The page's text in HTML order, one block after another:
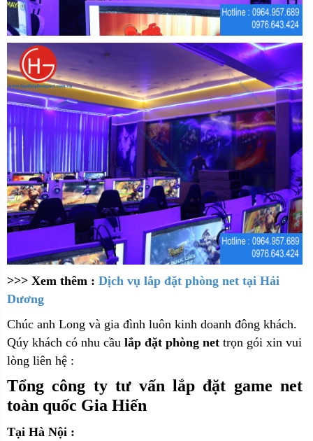
>>> Xem thêm : Dịch vụ lắp đặt phòng net tại Hải
Dương
Chúc anh Long và gia đình luôn kinh doanh đông khách.
Qúy khách có nhu cầu lắp đặt phòng net trọn gói xin vui
lòng liên hệ :
Tổng công ty tư vấn lắp đặt game net
toàn quốc Gia Hiến
Tại Hà Nội :